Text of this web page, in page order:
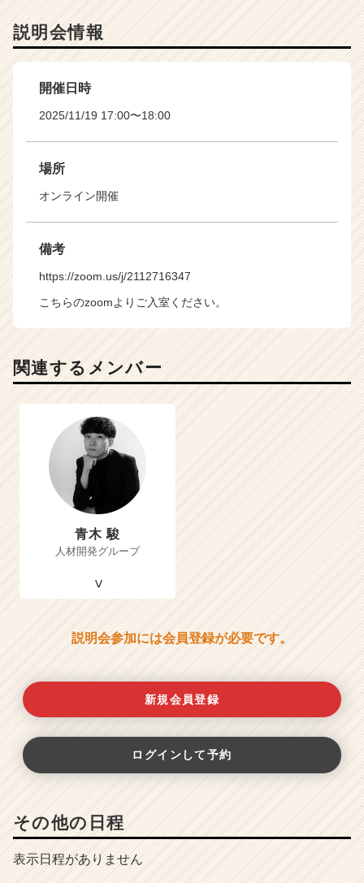
説明会情報
開催日時
2025/11/19 17:00〜18:00
場所
オンライン開催
備考
https://zoom.us/j/2112716347
こちらのzoomよりご入室ください。
関連するメンバー
青木 駿
人材開発グループ
説明会参加には会員登録が必要です。
新規会員登録
ログインして予約
その他の日程
表示日程がありません